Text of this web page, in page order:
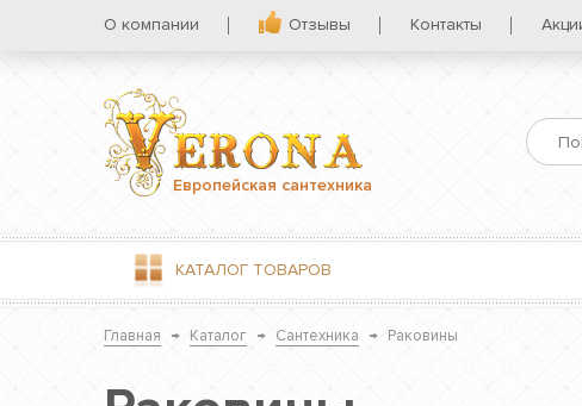
О компании Отзывы Контакты
Европейская сантехника
КАТАЛОГ ТОВАРОВ
Главная → Каталог → Сантехника → Раковины